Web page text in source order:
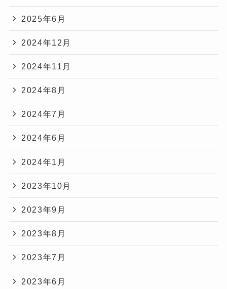
2025年6月
2024年12月
2024年11月
2024年8月
2024年7月
2024年6月
2024年1月
2023年10月
2023年9月
2023年8月
2023年7月
2023年6月